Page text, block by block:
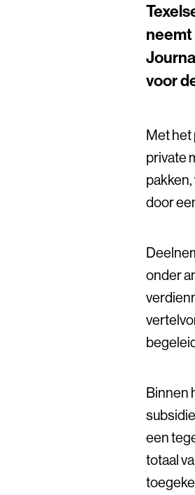
voor
Met
private
door
onder
Binnen
een
totaal